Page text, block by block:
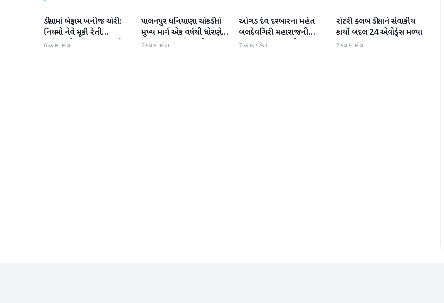
બનાસકાંઠા
ડીસામાં બેફામ ખનીજ ચોરી:
નિયમો નેવે મૂકી રેતી
માફિયાઓ સક્રિય, તંત્ર સામે
6 કલાક પહેલા
બનાસકાંઠા
પાલનપુર ધનિયાણા ચોકડીનો
મુખ્ય માર્ગ એક વર્ષથી ધોરણે:
ગટરલાઇન પછી રસ્તો ન
6 કલાક પહેલા
બનાસકાંઠા
ઓગડ દેવ દરબારના મહંત
બલદેવગિરી મહારાજની
અટકાયત બાદ જામીન પર
7 કલાક પહેલા
બનાસકાંઠા
રોટરી ક્લબ ડીસાને સેવાકીય
કાર્યો બદલ 24 એવોર્ડ્સ મળ્યા
7 કલાક પહેલા